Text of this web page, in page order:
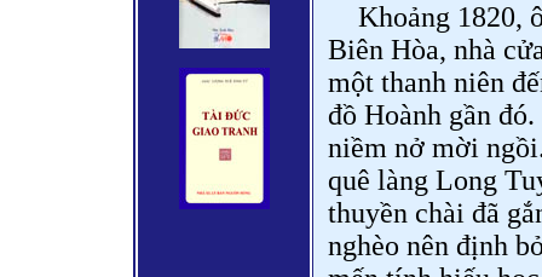
Khoảng 1820,
Biên Hòa, nhà
một thanh niên
đồ Hoành gần
niềm nở mời
quê làng Long
thuyền chài đã
nghèo nên định